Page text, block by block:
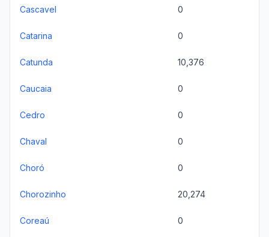
Cascavel 0
Catarina 0
Catunda 10,376
Caucaia 0
Cedro 0
Chaval 0
Choró 0
Chorozinho 20,274
Coreaú 0